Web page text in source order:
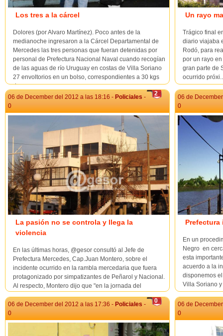
Los tres a la cárcel
Dolores (por Alvaro Martínez). Poco antes de la
medianoche ingresaron a la Cárcel Departamental de
Mercedes las tres personas que fueran detenidas por
personal de Prefectura Nacional Naval cuando recogían
de las aguas de río Uruguay en costas de Villa Soriano
27 envoltorios en un bolso, correspondientes a 30 kgs
de co...
Un rayo
Trágico final
diario viajaba
Rodó, para
por un rayo
gran parte de
ocurrido
2
06 de December del 2012 a las 18:16 - Policiales -
0
La pasión no se controla y llega la
violencia
En las últimas horas, @gesor consultó al Jefe de
Prefectura Mercedes, Cap.Juan Montero, sobre el
incidente ocurrido en la rambla mercedaria que fuera
protagonizado por simpatizantes de Peñarol y Nacional.
Al respecto, Montero dijo que "en la jornada del
hubo ...
06 de
0
Prefectura
En un
Negro en
esta
acuerdo a la
disponemos
Villa Soriano
0
06 de December del 2012 a las 17:36 - Policiales -
0
06 de
0